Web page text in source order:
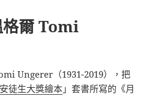
格爾 Tomi
Ungerer（1931-2019），把
徒生大獎繪本 」套書所寫的《月